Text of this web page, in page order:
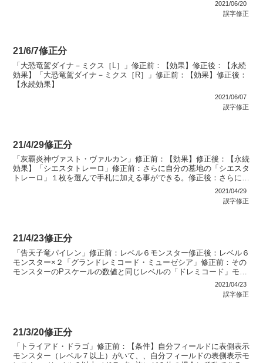
2021/06/20
誤字修正
21/6/7修正分
「大恐竜駕ダイナ－ミクス［L］」修正前：【効果】修正後：【永続
効果】「大恐竜駕ダイナ－ミクス［R］」修正前：【効果】修正後：
【永続効果】
2021/06/07
誤字修正
21/4/29修正分
「灰覇炎神ヴァスト・ヴァルカン」修正前：【効果】修正後：【永続
効果】「シエスタトレーロ」修正前：さらに自分の墓地の「シエスタ
トレーロ」１枚を選んで手札に加える事ができる。修正後：さらに自
分の墓地の「シエスタホールド」１枚を選んで手札に加える...2021/04/29
誤字修正
21/4/23修正分
「告天子竜パイレン」修正前：レベル６モンスター修正後：レベル６
モンスター×２「グランドレミコード・ミューゼシア」修正前：その
モンスターのPスケールの数値と同じレベルの「ドレミコード」モン
スター１体をデッキから手札に加える修正後：そのモンスタ...2021/04/23
誤字修正
21/3/20修正分
「トライアド・ドラゴ」修正前：【条件】自分フィールドに表側表示
モンスター（レベル７以上）がいて、、自分フィールドの表側表示モ